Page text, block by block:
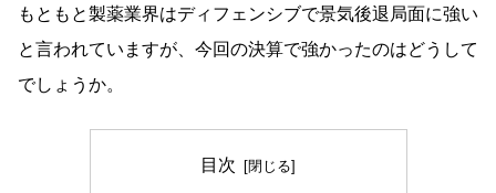
もともと製薬業界はディフェンシブで景気後退局面に強い
と言われていますが、今回の決算で強かったのはどうして
でしょうか。
目次